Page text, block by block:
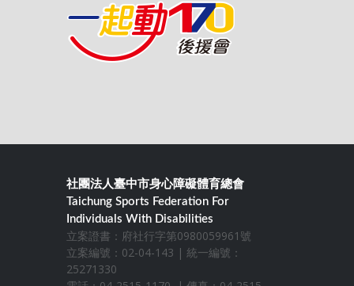
社團法人臺中市身心障礙體育總會
Taichung Sports Federation For
Individuals With Disabilities
立案證書：府社行字第0980059961號
立案編號：02-04-143 | 統一編號：
25271330